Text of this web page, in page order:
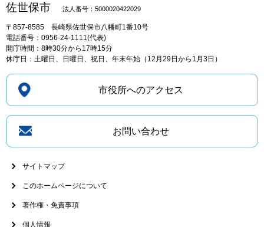
佐世保市 法人番号：5000020422029
〒857-8585 長崎県佐世保市八幡町1番10号
電話番号：0956-24-1111(代表)
開庁時間：8時30分から17時15分
休庁日：土曜日、日曜日、祝日、年末年始（12月29日から1月3日）
市役所へのアクセス
お問い合わせ
サイトマップ
このホームページについて
著作権・免責事項
個人情報